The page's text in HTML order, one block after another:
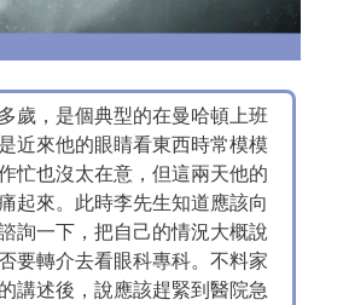
歲，是個典型的在曼哈頓上班
近來他的眼睛看東西時常模模
忙也沒太在意，但這兩天他的
起來。此時李先生知道應該向
詢一下，把自己的情況大概說
要轉介去看眼科專科。不料家
講述後，說應該趕緊到醫院急